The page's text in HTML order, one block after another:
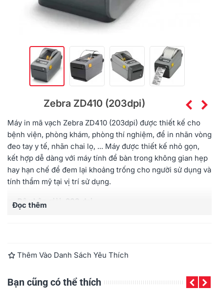
Zebra ZD410 (203dpi)
Máy in mã vạch Zebra ZD410 (203dpi) được thiết kế cho
bệnh viện, phòng khám, phòng thí nghiệm, để in nhãn vòng
đeo tay y tế, nhãn chai lọ, ... Máy được thiết kế nhỏ gọn,
kết hợp dễ dàng với máy tính để bàn trong không gian hẹp
hay hạn chế để đem lại khoảng trống cho người sử dụng và
tính thẩm mỹ tại vị trí sử dụng.
Độ phân giải: 203 dpi.
Đọc thêm
Thêm Vào Danh Sách Yêu Thích
Bạn cũng có thể thích